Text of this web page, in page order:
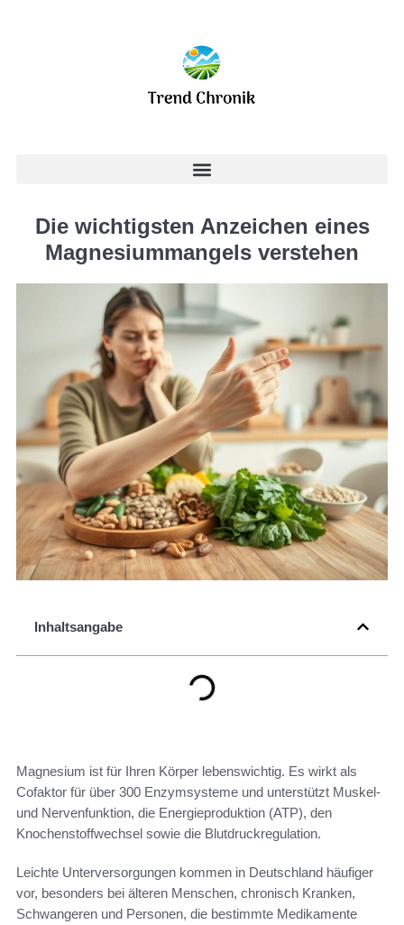
Die wichtigsten Anzeichen eines
Magnesiummangels verstehen
Inhaltsangabe
Magnesium ist für Ihren Körper lebenswichtig. Es wirkt als
Cofaktor für über 300 Enzymsysteme und unterstützt Muskel-
und Nervenfunktion, die Energieproduktion (ATP), den
Knochenstoffwechsel sowie die Blutdruckregulation.
Leichte Unterversorgungen kommen in Deutschland häufiger
vor, besonders bei älteren Menschen, chronisch Kranken,
Schwangeren und Personen, die bestimmte Medikamente